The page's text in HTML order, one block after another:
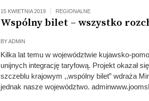
15 KWIETNIA 2019 REGIONALNE
Wspólny bilet – wszystko
BYADMIN
Kilka lat temu w województwie kujawsko-
unijnych integrację taryfową. Projekt okazał
szczeblu krajowym ,,wspólny bilet” wdraża
jednak nasze województwo.